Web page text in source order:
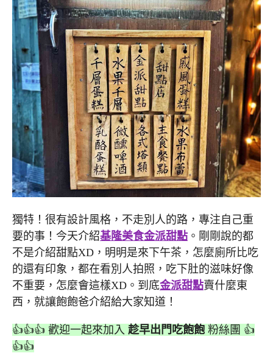
獨特！很有設計風格，不走別人的路，專注自己重
要的事！今天介紹基隆美食金派甜點 。剛剛說的都
不是介紹甜點XD，明明是來下午茶，怎麼廁所比吃
的還有印象，都在看別人拍照，吃下肚的滋味好像
不重要，怎麼會這樣XD。到底金派甜點賣什麼東
西，就讓飽飽爸介紹給大家知道！
👍👍👍 歡迎一起來加入 趁早出門吃飽飽 粉絲團 👍
👍👍